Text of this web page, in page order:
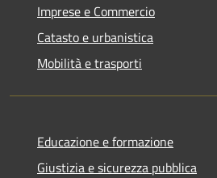
Imprese e Commercio
Catasto e urbanistica
Mobilità e trasporti
Educazione e formazione
Giustizia e sicurezza pubblica